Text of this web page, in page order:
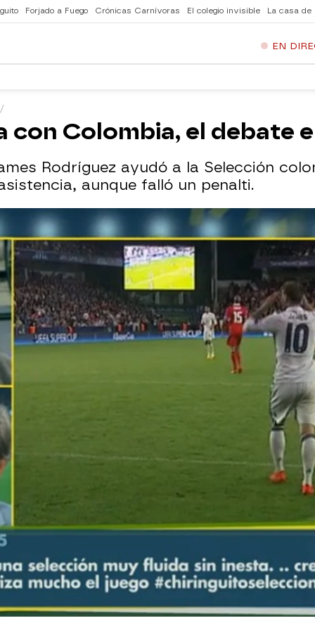
Forjado a Fuego Crónicas Carnívoras El colegio invisible La casa de
EN
con Colombia, el debate
Rodríguez ayudó a la Selección
aunque falló un penalti.
WhatsappFacebook
El Chiringuito de Mega El Chiringuito de